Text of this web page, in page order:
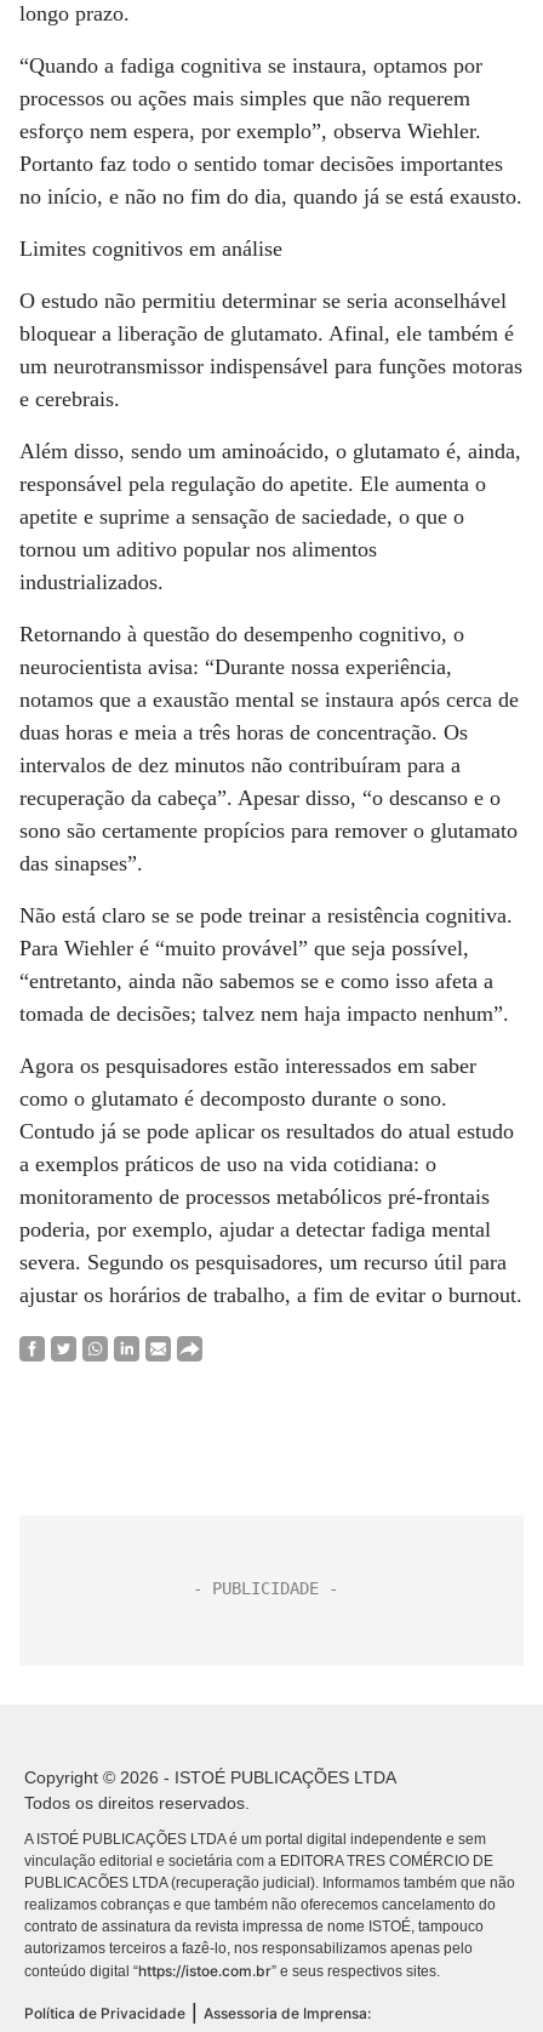
longo prazo.
“Quando a fadiga cognitiva se instaura, optamos por
processos ou ações mais simples que não requerem
esforço nem espera, por exemplo”, observa Wiehler.
Portanto faz todo o sentido tomar decisões importantes
no início, e não no fim do dia, quando já se está exausto.
Limites cognitivos em análise
O estudo não permitiu determinar se seria aconselhável
bloquear a liberação de glutamato. Afinal, ele também é
um neurotransmissor indispensável para funções motoras
e cerebrais.
Além disso, sendo um aminoácido, o glutamato é, ainda,
responsável pela regulação do apetite. Ele aumenta o
apetite e suprime a sensação de saciedade, o que o
tornou um aditivo popular nos alimentos
industrializados.
Retornando à questão do desempenho cognitivo, o
neurocientista avisa: “Durante nossa experiência,
notamos que a exaustão mental se instaura após cerca de
duas horas e meia a três horas de concentração. Os
intervalos de dez minutos não contribuíram para a
recuperação da cabeça”. Apesar disso, “o descanso e o
sono são certamente propícios para remover o glutamato
das sinapses”.
Não está claro se se pode treinar a resistência cognitiva.
Para Wiehler é “muito provável” que seja possível,
“entretanto, ainda não sabemos se e como isso afeta a
tomada de decisões; talvez nem haja impacto nenhum”.
Agora os pesquisadores estão interessados em saber
como o glutamato é decomposto durante o sono.
Contudo já se pode aplicar os resultados do atual estudo
a exemplos práticos de uso na vida cotidiana: o
monitoramento de processos metabólicos pré-frontais
poderia, por exemplo, ajudar a detectar fadiga mental
severa. Segundo os pesquisadores, um recurso útil para
ajustar os horários de trabalho, a fim de evitar o burnout.
Copyright © 2026 - ISTOÉ PUBLICAÇÕES LTDA
Todos os direitos reservados.
A ISTOÉ PUBLICAÇÕES LTDA é um portal digital independente e sem
vinculação editorial e societária com a EDITORA TRES COMÉRCIO DE
PUBLICACÕES LTDA (recuperação judicial). Informamos também que não
realizamos cobranças e que também não oferecemos cancelamento do
contrato de assinatura da revista impressa de nome ISTOÉ, tampouco
autorizamos terceiros a fazê-lo, nos responsabilizamos apenas pelo
conteúdo digital “https://istoe.com.br” e seus respectivos sites.
Política de Privacidade Assessoria de Imprensa: